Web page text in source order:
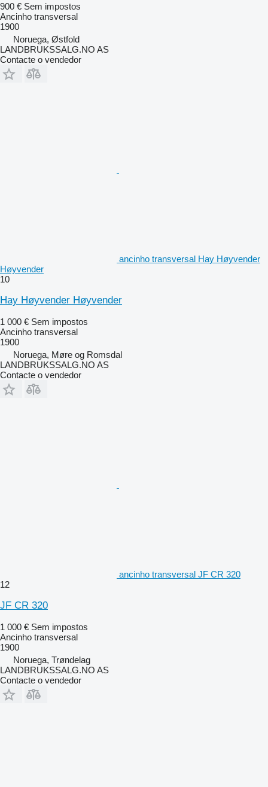
900 € Sem impostos
Ancinho transversal
1900
Noruega, Østfold
LANDBRUKSSALG.NO AS
Contacte o vendedor
ancinho transversal Hay Høyvender
Høyvender
10
Hay Høyvender Høyvender
1 000 € Sem impostos
Ancinho transversal
1900
Noruega, Møre og Romsdal
LANDBRUKSSALG.NO AS
Contacte o vendedor
ancinho transversal JF CR 320
12
JF CR 320
1 000 € Sem impostos
Ancinho transversal
1900
Noruega, Trøndelag
LANDBRUKSSALG.NO AS
Contacte o vendedor